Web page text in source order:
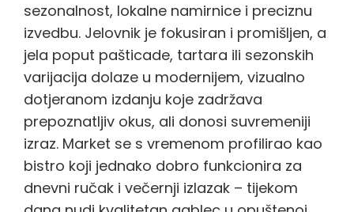
sezonalnost, lokalne namirnice i preciznu
izvedbu. Jelovnik je fokusiran i promišljen, a
jela poput pašticade, tartara ili sezonskih
varijacija dolaze u modernijem, vizualno
dotjeranom izdanju koje zadržava
prepoznatljiv okus, ali donosi suvremeniji
izraz. Market se s vremenom profilirao kao
bistro koji jednako dobro funkcionira za
dnevni ručak i večernji izlazak – tijekom